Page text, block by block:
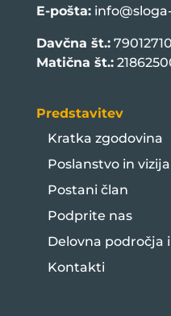
E-pošta:
Davčna št.:79012710
Matična št.:
Predstavitev
Kratka zgodovina
Poslanstvo in vizija
Postani član
Podprite nas
Delovna področja
Kontakti